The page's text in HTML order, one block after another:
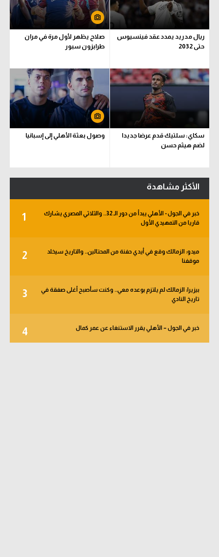
ريال مدريد يمدد عقد فينسيوس
حتى 2032
صلاح يظهر لأول مرة في مران
طرابزون سبور
سكاي: سلتيك قدم عرضا جديدا
لضم هيثم حسن
وصول بعثة الأهلي إلى إسبانيا
الأكثر مشاهدة
1
خبر في الجول - الأهلي يبدأ من دور الـ 32.. والثلاثي المصري يشارك
قاريا من التمهيدي الأول
2
ميدو: الزمالك وقع في أيدي حفنة من المحتالين.. والتاريخ سيخلد
موقفنا
3
بيزيرا: الزمالك لم يلتزم بوعده معي.. وكنت سأصبح أغلى صفقة في
تاريخ النادي
4 خبر في الجول – الأهلي يقرر الاستنغاء عن عمر كمال